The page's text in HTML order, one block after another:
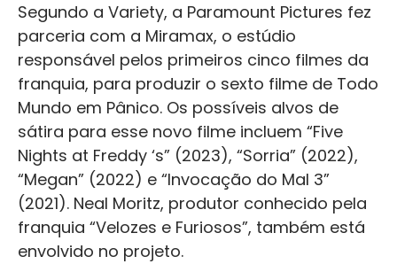
Segundo a Variety, a Paramount Pictures fez
parceria com a Miramax, o estúdio
responsável pelos primeiros cinco filmes da
franquia, para produzir o sexto filme de Todo
Mundo em Pânico. Os possíveis alvos de
sátira para esse novo filme incluem “Five
Nights at Freddy ‘s” (2023), “Sorria” (2022),
“Megan” (2022) e “Invocação do Mal 3”
(2021). Neal Moritz, produtor conhecido pela
franquia “Velozes e Furiosos”, também está
envolvido no projeto.